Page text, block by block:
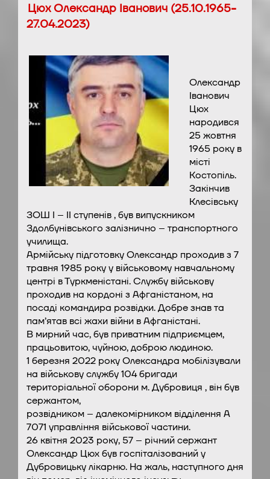
Цюх Олександр Іванович (25.10.1965-
27.04.2023)
Олександр
Іванович
Цюх
народився
25 жовтня
1965 року в
місті
Костопіль.
Закінчив
Клесівську
ЗОШ I – II ступенів , був випускником
Здолбунівського залізнично – транспортного
училища.
Армійську підготовку Олександр проходив з 7
травня 1985 року у військовому навчальному
центрі в Туркменістані. Службу військову
проходив на кордоні з Афганістаном, на
посаді командира розвідки. Добре знав та
пам’ятав всі жахи війни в Афганістані.
В мирний час, був приватним підприємцем,
працьовитою, чуйною, доброю людиною.
1 березня 2022 року Олександра мобілізували
на військову службу 104 бригади
територіальної оборони м. Дубровиця , він був
сержантом,
розвідником – далекомірником відділення А
7071 управління військової частини.
26 квітня 2023 року, 57 – річний сержант
Олександр Цюх був госпіталізований у
Дубровицьку лікарню. На жаль, наступного дня